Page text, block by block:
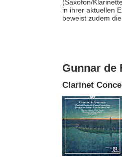
(Saxofon/
in ihrer aktuellen
beweist zudem
Gunnar de
Clarinet